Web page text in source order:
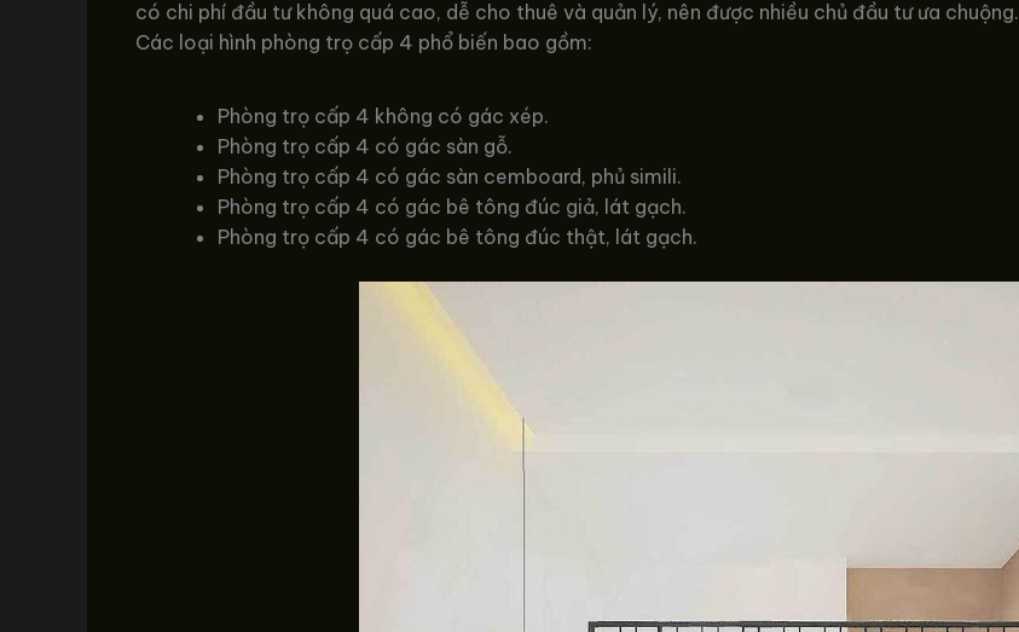
có chi phí đầu tư không quá cao, dễ cho thuê và quản lý, nên được nhiều chủ đầu tư ưa chuộng.
Các loại hình phòng trọ cấp 4 phổ biến bao gồm:
Phòng trọ cấp 4 không có gác xép.
Phòng trọ cấp 4 có gác sàn gỗ.
Phòng trọ cấp 4 có gác sàn cemboard, phủ simili.
Phòng trọ cấp 4 có gác bê tông đúc giả, lát gạch.
Phòng trọ cấp 4 có gác bê tông đúc thật, lát gạch.